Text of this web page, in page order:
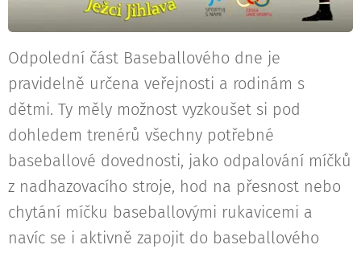
Odpolední část Baseballového dne je
pravidelně určena veřejnosti a rodinám s
dětmi. Ty měly možnost vyzkoušet si pod
dohledem trenérů všechny potřebné
baseballové dovednosti, jako odpalování míčků
z nadhazovacího stroje, hod na přesnost nebo
chytání míčku baseballovými rukavicemi a
navíc se i aktivně zapojit do baseballového